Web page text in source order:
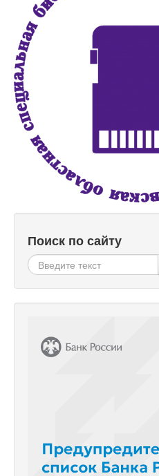
Поиск по сайту